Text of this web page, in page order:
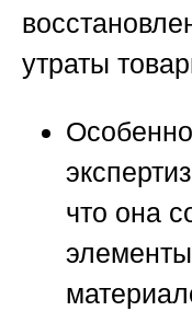
утраты
что она